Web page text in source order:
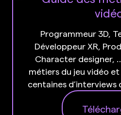
Programmeur 3D,
Développeur XR,
Character designer,
métiers du jeu vidéo et
centaines d’interviews